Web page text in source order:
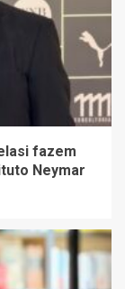
fazem
Neymar